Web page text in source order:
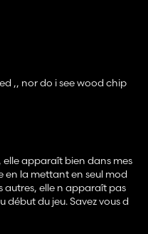
,, nor do i see wood chip
apparaît bien dans mes
en la mettant en seul mod
autres, elle n apparaît pas
début du jeu. Savez vous d